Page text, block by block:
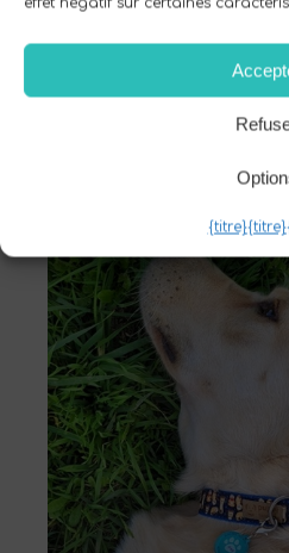
{titre}{titre}
animaux de
et d'assurer leur
telles catastrophes.